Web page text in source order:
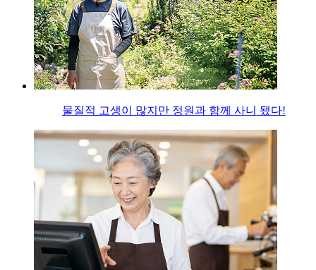
물질적 고생이 많지만 정원과 함께 사니 됐다!